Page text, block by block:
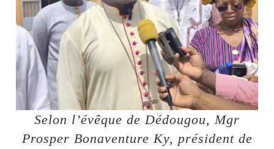
Selon l’évêque de Dédougou, Mgr
Prosper Bonaventure Ky, président de